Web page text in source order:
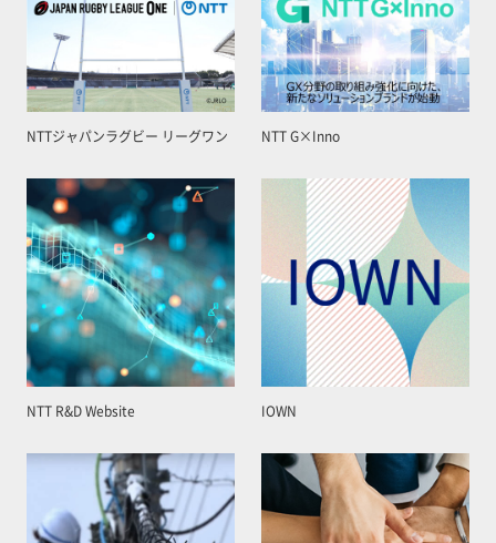
NTTジャパンラグビー リーグワン NTT G×Inno
NTT R&D Website IOWN